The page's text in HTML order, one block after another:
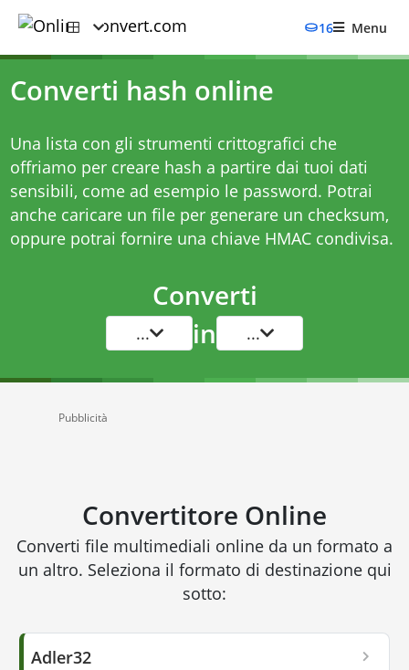
16 Menu
Converti hash online
Una lista con gli strumenti crittografici che
offriamo per creare hash a partire dai tuoi dati
sensibili, come ad esempio le password. Potrai
anche caricare un file per generare un checksum,
oppure potrai fornire una chiave HMAC condivisa.
Converti
... in ...
Pubblicità
Convertitore Online
Converti file multimediali online da un formato a
un altro. Seleziona il formato di destinazione qui
sotto:
Adler32